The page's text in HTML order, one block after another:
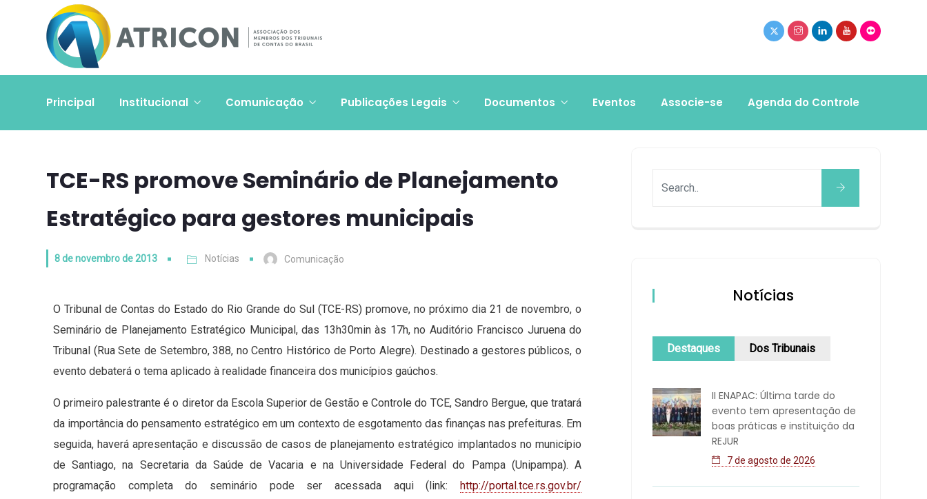
Principal Institucional Comunicação Publicações Legais Documentos Eventos Associe-se Agenda do Controle
TCE-RS promove Seminário de Planejamento
Estratégico para gestores municipais
8 de novembro de 2013 Notícias Comunicação
O Tribunal de Contas do Estado do Rio Grande do Sul (TCE-RS) promove, no próximo dia 21 de novembro, o
Seminário de Planejamento Estratégico Municipal, das 13h30min às 17h, no Auditório Francisco Juruena do
Tribunal (Rua Sete de Setembro, 388, no Centro Histórico de Porto Alegre). Destinado a gestores públicos, o
evento debaterá o tema aplicado à realidade financeira dos municípios gaúchos.
O primeiro palestrante é o diretor da Escola Superior de Gestão e Controle do TCE, Sandro Bergue, que tratará
da importância do pensamento estratégico em um contexto de esgotamento das finanças nas prefeituras. Em
seguida, haverá apresentação e discussão de casos de planejamento estratégico implantados no município
de Santiago, na Secretaria da Saúde de Vacaria e na Universidade Federal do Pampa (Unipampa). A
programação completa do seminário pode ser acessada aqui (link:
http://portal.tce.rs.gov.br/
Notícias
Destaques Dos Tribunais
II ENAPAC: Última tarde do
evento tem apresentação de
boas práticas e instituição da
REJUR
7 de agosto de 2026